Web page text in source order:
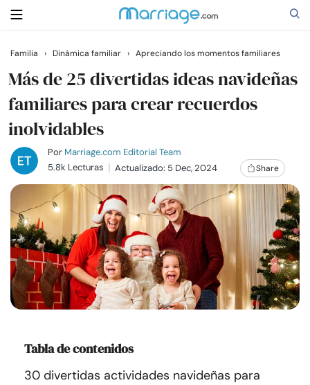
Buscar
Casarse
Relaciones
Familia
Ayuda
Cursos
Comunidad
Familia › Dinámica familiar › Apreciando los momentos familiares
Más de 25 divertidas ideas navideñas
familiares para crear recuerdos
inolvidables
Por Marriage.com Editorial Team
5.8k Lecturas
Actualizado: 5 Dec, 2024 Share
Tabla de contenidos
30 divertidas actividades navideñas para